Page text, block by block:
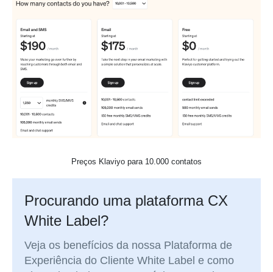
Preços Klaviyo para 10.000 contatos
Procurando uma plataforma CX
White Label?
Veja os benefícios da nossa Plataforma de
Experiência do Cliente White Label e como